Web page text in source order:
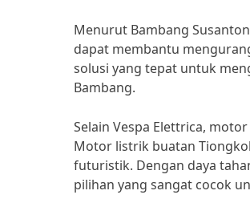
Menurut Bambang
dapat membantu
solusi yang tepat untuk
Bambang.
Selain Vespa Elettrica,
Motor listrik buatan
futuristik. Dengan daya
pilihan yang sangat cocok